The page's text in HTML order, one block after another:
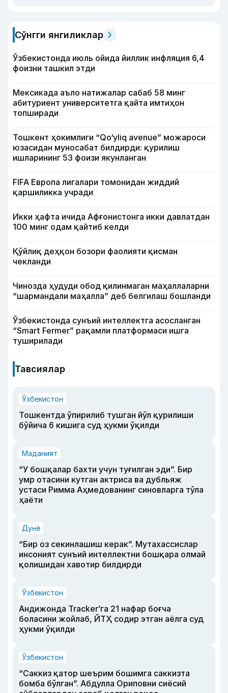
Сўнгги янгиликлар
Ўзбекистонда июль ойида йиллик инфляция 6,4
фоизни ташкил этди
Мексикада аъло натижалар сабаб 58 минг
абитуриент университетга қайта имтиҳон
топширади
Тошкент ҳокимлиги “Qo‘yliq avenue” можароси
юзасидан муносабат билдирди: қурилиш
ишларининг 53 фоизи якунланган
FIFA Европа лигалари томонидан жиддий
қаршиликка учради
Икки ҳафта ичида Афғонистонга икки давлатдан
100 минг одам қайтиб келди
Қўйлиқ деҳқон бозори фаолияти қисман
чекланди
Чинозда ҳудуди обод қилинмаган маҳаллаларни
“шармандали маҳалла” деб белгилаш бошланди
Ўзбекистонда сунъий интеллектга асосланган
“Smart Fermer” рақамли платформаси ишга
туширилади
Тавсиялар
Ўзбекистон
Тошкентда ўпирилиб тушган йўл қурилиши
бўйича 6 кишига суд ҳукми ўқилди
Маданият
“У бошқалар бахти учун туғилган эди”. Бир
умр отасини кутган актриса ва дубльяж
устаси Римма Аҳмедованинг синовларга тўла
ҳаёти
Дунё
“Бир оз секинлашиш керак”. Мутахассислар
инсоният сунъий интеллектни бошқара олмай
қолишидан хавотир билдирди
Ўзбекистон
Андижонда Tracker’га 21 нафар боғча
боласини жойлаб, ЙТҲ содир этган аёлга суд
ҳукми ўқилди
Ўзбекистон
“Саккиз қатор шеърим бошимга саккизта
бомба бўлган”. Абдулла Ориповни сиёсий